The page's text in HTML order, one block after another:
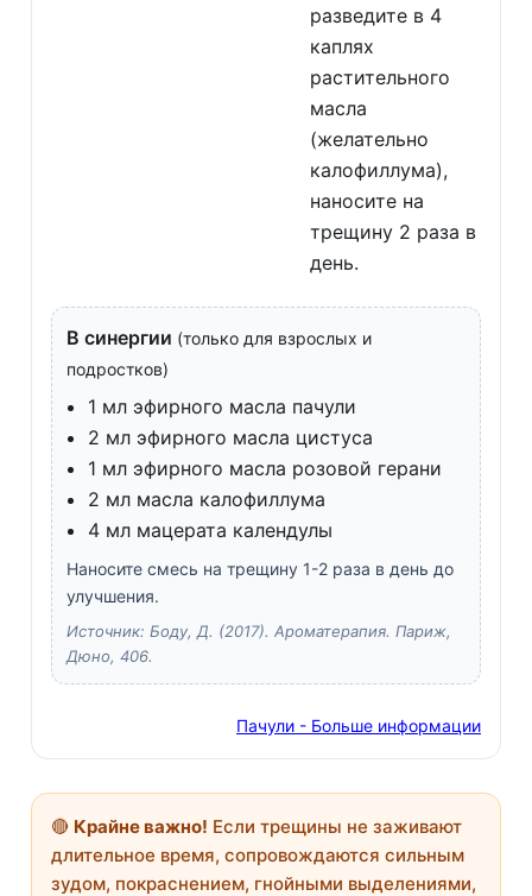
разведите в 4
каплях
растительного
масла
(желательно
калофиллума),
наносите на
трещину 2 раза в
день.
В синергии (только для взрослых и
подростков)
1 мл эфирного масла пачули
2 мл эфирного масла цистуса
1 мл эфирного масла розовой герани
2 мл масла калофиллума
4 мл мацерата календулы
Наносите смесь на трещину 1-2 раза в день до
улучшения.
Источник: Боду, Д. (2017). Ароматерапия. Париж,
Дюно, 406.
Пачули - Больше информации
🔴 Крайне важно! Если трещины не заживают
длительное время, сопровождаются сильным
зудом, покраснением, гнойными выделениями,